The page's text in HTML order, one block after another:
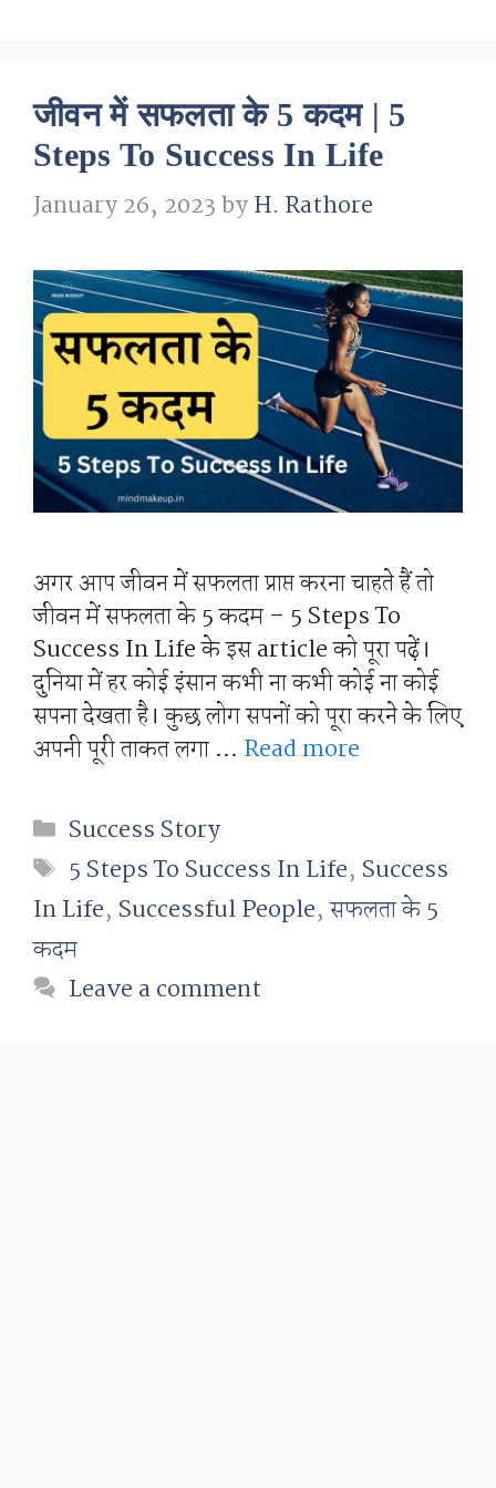
जीवन में सफलता के 5 कदम | 5
Steps To Success In Life
January 26, 2023byH. Rathore
अगर आप जीवन में सफलता प्राप्त करना चाहते हैं तो
जीवन में सफलता के 5 कदम – 5 Steps To
Success In Life के इस article को पूरा पढ़ें।
दुनिया में हर कोई इंसान कभी ना कभी कोई ना कोई
सपना देखता है। कुछ लोग सपनों को पूरा करने के लिए
अपनी पूरी ताकत लगा … Read more
Categories
Success Story
Tags
5 Steps To Success In Life, Success
In Life, Successful People,सफलता के 5
कदम
Leave a comment